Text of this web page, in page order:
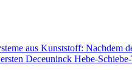
aus Kunststoff: Nachdem
Deceuninck Hebe-